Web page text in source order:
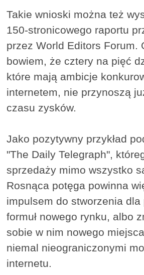
Takie wnioski można też
150-stronicowego raportu
przez World Editors Forum.
bowiem, że cztery na pięć
które mają ambicje
internetem, nie przynoszą
czasu zysków.
Jako pozytywny przykład
"The Daily Telegraph",
sprzedaży mimo wszystko
Rosnąca potęga powinna
impulsem do stworzenia dla
formuł nowego rynku, albo
sobie w nim nowego
niemal nieograniczonymi
internetu.